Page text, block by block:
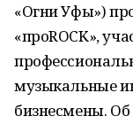
«Огни Уфы»)
«проROCK»,
музыкальные
бизнесмены.